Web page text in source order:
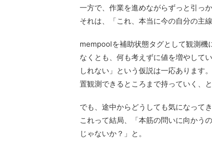
一方で、作業を進めながらずっと引っ
それは、「これ、本当に今の自分の主
mempoolを補助状態タグとして観測機
なくとも、何も考えずに値を増やして
しれない」という仮説は一応あります
置観測できるところまで持っていく、
でも、途中からどうしても気になってき
これって結局、「本筋の問いに向かう
じゃないか？」と。